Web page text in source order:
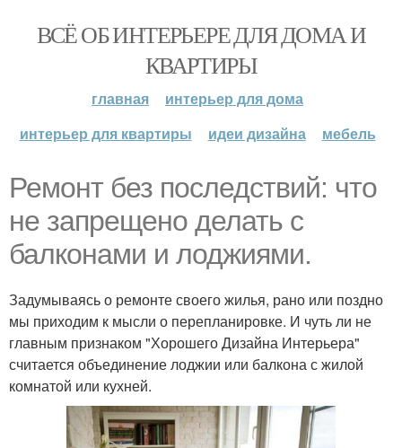
ВСЁ ОБ ИНТЕРЬЕРЕ ДЛЯ ДОМА И
КВАРТИРЫ
главная
интерьер для дома
интерьер для квартиры
идеи дизайна мебель
Ремонт без последствий: что
не запрещено делать с
балконами и лоджиями.
Задумываясь о ремонте своего жилья, рано или поздно
мы приходим к мысли о перепланировке. И чуть ли не
главным признаком "Хорошего Дизайна Интерьера"
считается объединение лоджии или балкона с жилой
комнатой или кухней.